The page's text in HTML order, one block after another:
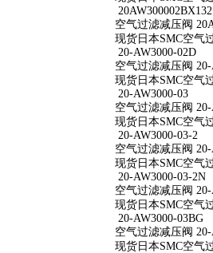
20AW300002BX132
空气过滤减压阀
现货日本SMC空气
20-AW3000-02D
空气过滤减压阀 20-
现货日本SMC空气
20-AW3000-03
空气过滤减压阀 20-
现货日本SMC空气
20-AW3000-03-2
空气过滤减压阀 20-
现货日本SMC空气
20-AW3000-03-2N
空气过滤减压阀
现货日本SMC空气
20-AW3000-03BG
空气过滤减压阀 20-
现货日本SMC空气